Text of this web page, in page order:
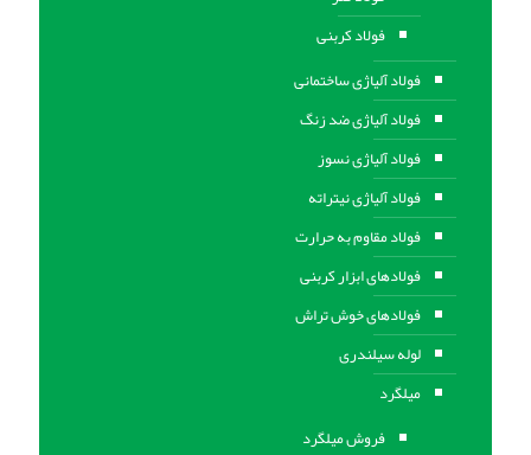
فولاد کربنی
فولاد آلیاژی ساختمانی
فولاد آلیاژی ضد زنگ
فولاد آلیاژی نسوز
فولاد آلیاژی نیتراته
فولاد مقاوم به حرارت
فولادهای ابزار کربنی
فولادهای خوش تراش
لوله سیلندری
میلگرد
فروش میلگرد